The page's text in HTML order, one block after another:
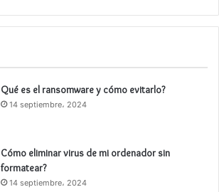
Qué es el ransomware y cómo evitarlo?
14 septiembre، 2024
Cómo eliminar virus de mi ordenador sin
formatear?
14 septiembre، 2024